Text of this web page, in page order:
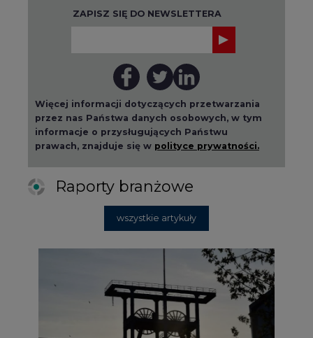
ZAPISZ SIĘ DO NEWSLETTERA
Więcej informacji dotyczących przetwarzania
przez nas Państwa danych osobowych, w tym
informacje o przysługujących Państwu
prawach, znajduje się w polityce prywatności.
Raporty branżowe
wszystkie artykuły